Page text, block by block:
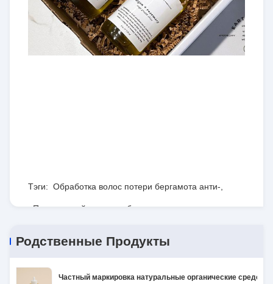
Тэги: Обработка волос потери бергамота анти-
Портативный шампунь биотина для выпадения
Родственные Продукты
Частный маркировка натуральные органические